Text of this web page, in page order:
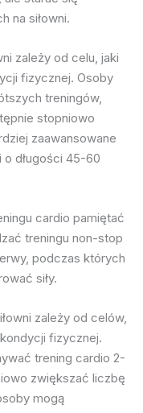
na siłowni.
zależy od celu, jaki
fizycznej. Osoby
treningów,
stopniowo
zaawansowane
długości 45-60
cardio pamiętać
treningu non-stop
podczas których
siły.
zależy od celów,
fizycznej.
trening cardio 2-
zwiększać liczbę
mogą